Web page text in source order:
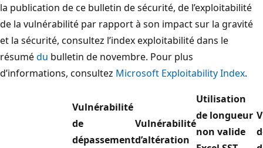
la publication de ce bulletin de sécurité, de l’exploitabilité
de la vulnérabilité par rapport à son impact sur la gravité
et la sécurité, consultez l’index exploitabilité dans le
résumédu bulletin de novembre. Pour plus
d’informations, consultez Microsoft Exploitability Index.
Vulnérabilité
de
dépassement
Vulnérabilité
d’altération
Utilisation
de longueur
non valide